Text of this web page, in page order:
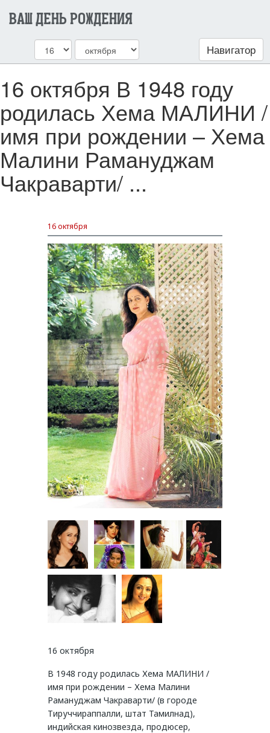
ВАШ ДЕНЬ РОЖДЕНИЯ
Навигатор
16 октября В 1948 году
родилась Хема МАЛИНИ /
имя при рождении – Хема
Малини Рамануджам
Чакраварти/ ...
16 октября
16 октября
В 1948 году родилась Хема МАЛИНИ /
имя при рождении – Хема Малини
Рамануджам Чакраварти/ (в городе
Тируччираппалли, штат Тамилнад),
индийская кинозвезда, продюсер,